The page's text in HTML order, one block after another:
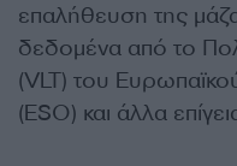
επαλήθευση της
δεδομένα από το
(VLT) του
(ESO) και άλλα